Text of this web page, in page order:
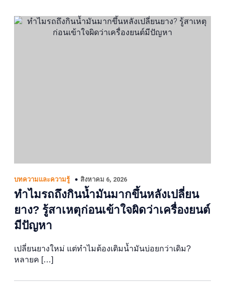
บทความและความรู้ สิงหาคม 6, 2026
ทำไมรถถึงกินน้ำมันมากขึ้นหลังเปลี่ยน
ยาง? รู้สาเหตุก่อนเข้าใจผิดว่าเครื่องยนต์
มีปัญหา
เปลี่ยนยางใหม่ แต่ทำไมต้องเติมน้ำมันบ่อยกว่าเดิม?
หลายค […]